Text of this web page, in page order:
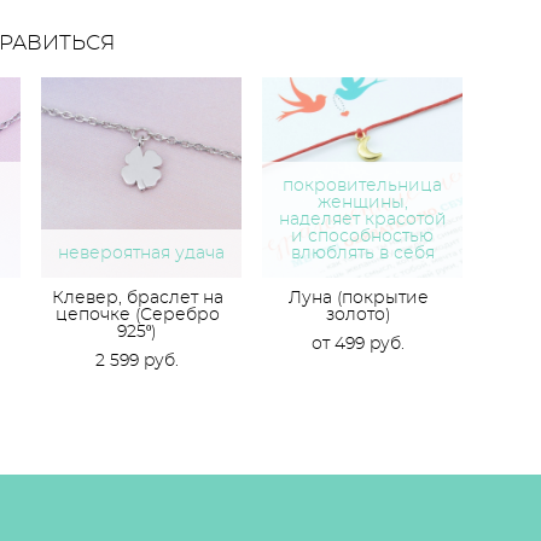
невероятная удача
Клевер, браслет на
цепочке (Серебро
925º)
2 599 pуб.
покровительница
женщины,
наделяет красотой
и способностью
влюблять в себя
Луна (покрытие
золото)
от 499 pуб.